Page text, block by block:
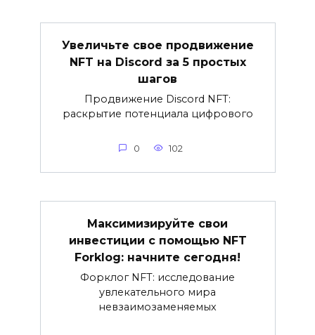
Увеличьте свое продвижение
NFT на Discord за 5 простых
шагов
Продвижение Discord NFT:
раскрытие потенциала цифрового
0 102
Максимизируйте свои
инвестиции с помощью NFT
Forklog: начните сегодня!
Форклог NFT: исследование
увлекательного мира
невзаимозаменяемых